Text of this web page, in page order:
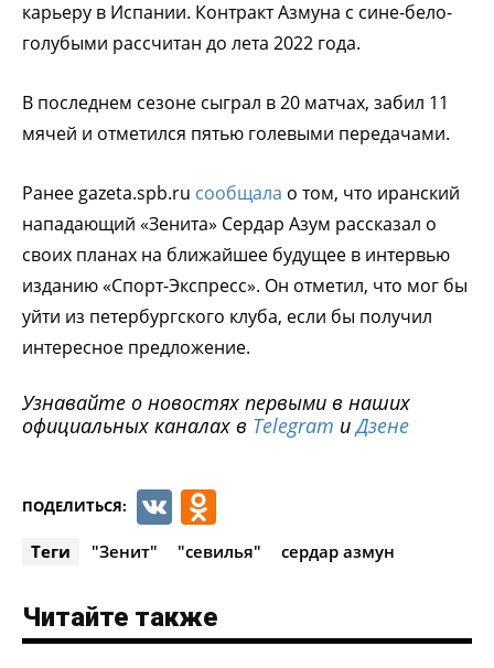
карьеру в Испании. Контракт Азмуна с сине-бело-
голубыми рассчитан до лета 2022 года.
В последнем сезоне сыграл в 20 матчах, забил 11
мячей и отметился пятью голевыми передачами.
Ранее gazeta.spb.ru сообщала о том, что иранский
нападающий «Зенита» Сердар Азум рассказал о
своих планах на ближайшее будущее в интервью
изданию «Спорт-Экспресс». Он отметил, что мог бы
уйти из петербургского клуба, если бы получил
интересное предложение.
Узнавайте о новостях первыми в наших
официальных каналах в Telegram иДзене
ПОДЕЛИТЬСЯ: VK
Теги "Зенит" "севилья" сердар азмун
Читайте также